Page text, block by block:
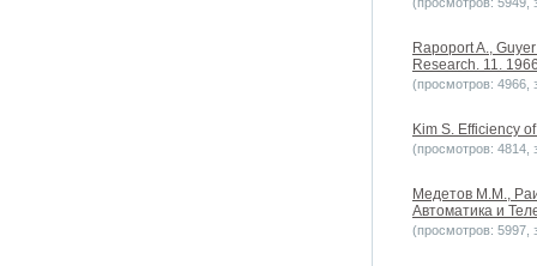
Rapoport A.,
Research. 11.
(просмотров: 4966,
Kim S. Efficiency
(просмотров: 4814,
Медетов М.М.,
Автоматика и
(просмотров: 5997,